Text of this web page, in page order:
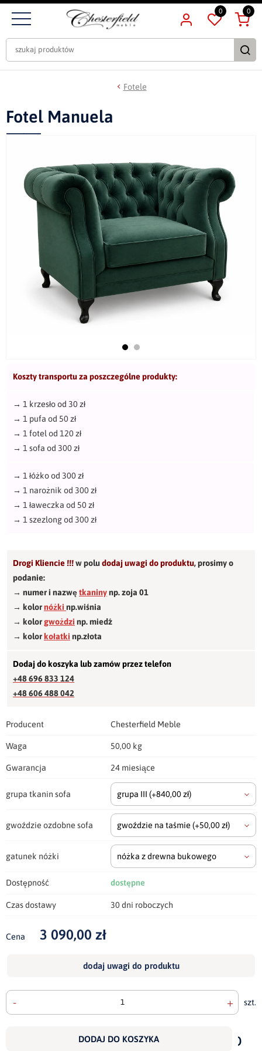
0 0
Fotele
Fotel Manuela
Koszty transportu za poszczególne produkty:
→ 1 krzesło od 30 zł
→ 1 pufa od 50 zł
→ 1 fotel od 120 zł
→ 1 sofa od 300 zł
→ 1 łóżko od 300 zł
→ 1 narożnik od 300 zł
→ 1 ławeczka od 50 zł
→ 1 szezlong od 300 zł
Drogi Kliencie !!!w poludodaj uwagi do produktu,prosimy o
podanie:
→ numer i nazwętkaninynp. zoja 01
→ kolornóżki np.wiśnia
→ kolorgwożdzi np. miedź
→ kolorkołatki np.złota
Dodaj do koszyka lub zamów przez telefon
+48 696 833 124
+48 606 488 042
Producent Chesterfield Meble
Waga 50,00 kg
Gwarancja 24 miesiące
grupa tkanin sofa grupa III (+840,00 zł)
gwoździe ozdobne sofa gwoździe na taśmie (+50,00 zł)
gatunek nóżki nóżka z drewna bukowego
Dostępność dostępne
Czas dostawy 30 dni roboczych
Cena 3 090,00 zł
dodaj uwagi do produktu
- + szt.
DODAJ DO KOSZYKA
do